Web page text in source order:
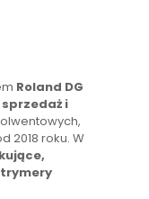
Roland DG
sprzedaż i
2018 roku. W
trymery